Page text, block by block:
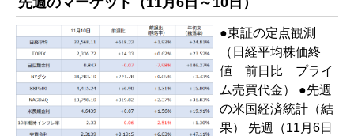
●東証の定点観測
（日経平均株価終
値 前日比 プライ
ム売買代金） ●先週
の米国経済統計（結
果） 先週（11月6日